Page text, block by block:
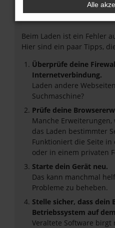
Fehler: Network
Beim Laden ist ein Fehler
Hier sind ein paar Tipps,
Überprüfe deine
Internetverbindung.
Laden andere
Suchmaschine?
Prüfe deine
Manche
das Laden bestimmter
Funktioniert die Seite
oder in einem privaten
Starte dein Gerät neu.
Das kann manchmal
Probleme zu beheben.
Stelle sicher, dass dein
Betriebssystem auf
Veraltete Software birgt
Alle